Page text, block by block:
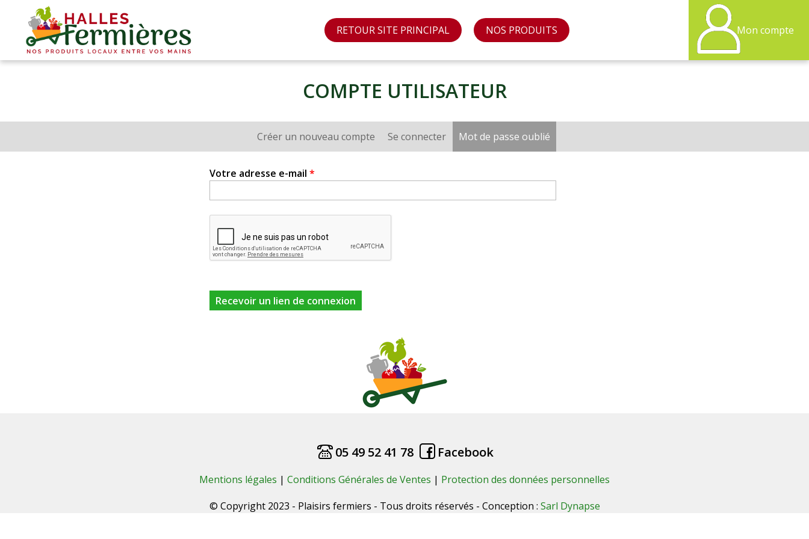
Fermières
RETOUR SITE PRINCIPAL NOS PRODUITS Mon compte
COMPTE UTILISATEUR
principaux
Créer un nouveau compte Se connecter Mot de passe oublié
Votre adresse e-mail *
05 49 52 41 78 Facebook
Mentions légales | Conditions Générales de Ventes | Protection des données personnelles
© Copyright 2023 - Plaisirs fermiers - Tous droits réservés - Conception : Sarl Dynapse